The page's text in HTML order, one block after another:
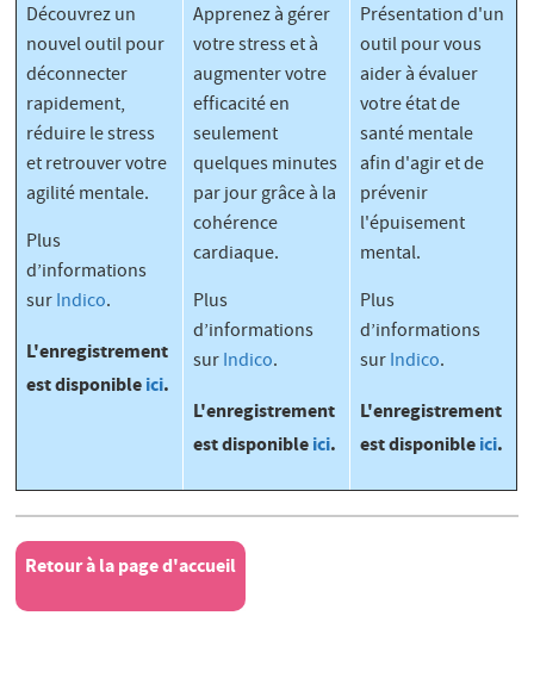
Découvrez un
nouvel outil pour
déconnecter
rapidement,
réduire le stress
et retrouver votre
agilité mentale.
Plus
d’informations
surIndico.
L'enregistrement
est disponibleici.
Apprenez à gérer
votre stress et à
augmenter votre
efficacité en
seulement
quelques minutes
par jour grâce à la
cohérence
cardiaque.
Plus
d’informations
surIndico.
L'enregistrement
est disponibleici.
Présentation d'un
outil pour vous
aider à évaluer
votre état de
santé mentale
afin d'agir et de
prévenir
l'épuisement
mental.
Plus
d’informations
surIndico.
L'enregistrement
est disponibleici.
Retour à la page d'accueil